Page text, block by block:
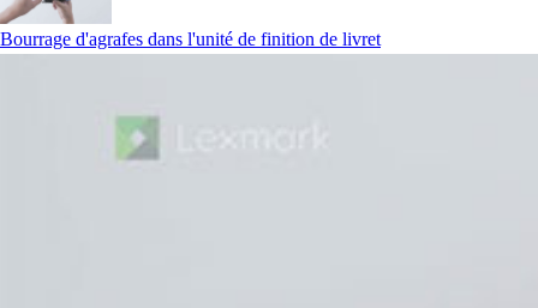
Bourrage d'agrafes dans l'unité de finition de livret